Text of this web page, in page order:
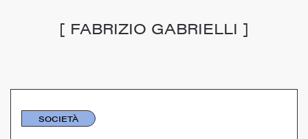
[ FABRIZIO GABRIELLI ]
SOCIETÀ